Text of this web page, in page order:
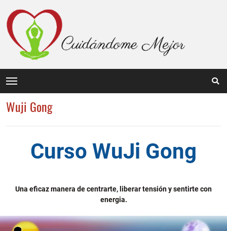
Wuji Gong
Curso WuJi Gong
Una eficaz manera de centrarte, liberar tensión y sentirte con
energia.